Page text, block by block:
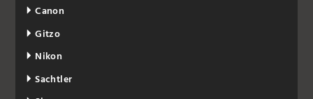
Canon
Gitzo
Nikon
Sachtler